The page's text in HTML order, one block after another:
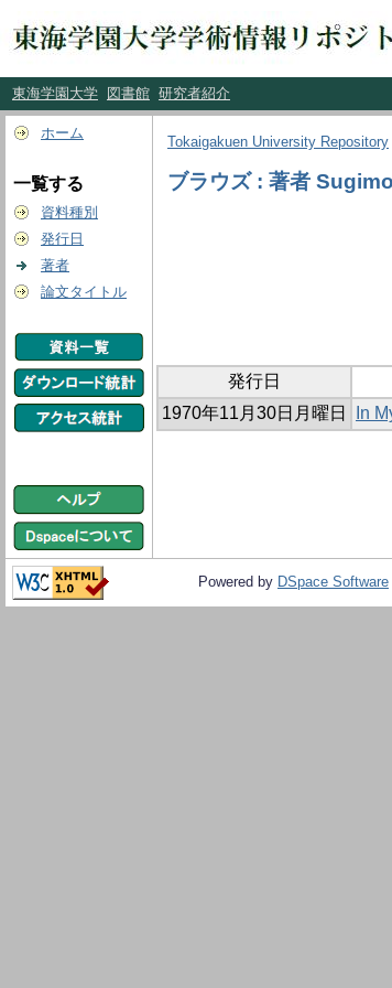
東海学園大学 図書館 研究者紹介
ホーム
一覧する
資料種別
発行日
著者
論文タイトル
Tokaigakuen University Repository
ブラウズ : 著者
発行日
1970年11月30日月曜日
In
Powered by DSpace Software